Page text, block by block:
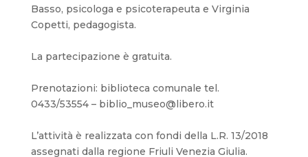
Basso, psicologa e psicoterapeuta e Virginia
Copetti, pedagogista.
La partecipazione è gratuita.
Prenotazioni: biblioteca comunale tel.
0433/53554 – biblio_museo@libero.it
L’attività è realizzata con fondi della L.R. 13/2018
assegnati dalla regione Friuli Venezia Giulia.